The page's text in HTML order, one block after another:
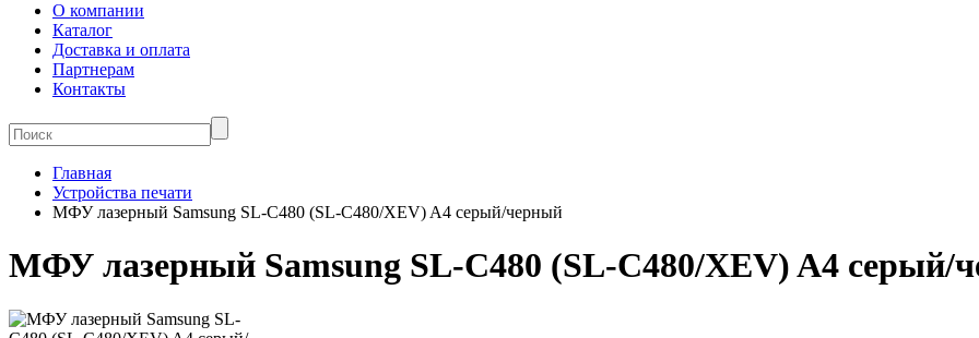
О компании
Каталог
Доставка и оплата
Партнерам
Контакты
Главная
Устройства печати
МФУ лазерный Samsung SL-C480 (SL-C480/XEV) A4 серый/черный
МФУ лазерный Samsung SL-C480 (SL-C480/XEV) A4 серый/